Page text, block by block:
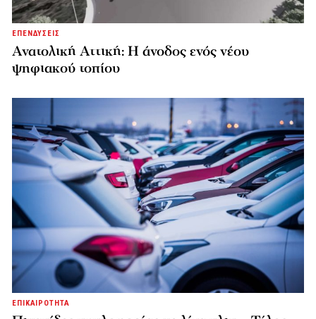
ΕΠΕΝΔΥΣΕΙΣ
Ανατολική Αττική: Η άνοδος ενός νέου
ψηφιακού τοπίου
ΕΠΙΚΑΙΡΟΤΗΤΑ